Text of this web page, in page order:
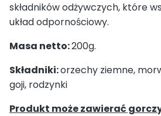
składników odżywczych, które
układ odpornościowy.
Masa netto:200g.
Składniki:orzechy ziemne,
goji, rodzynki
Produkt może zawierać